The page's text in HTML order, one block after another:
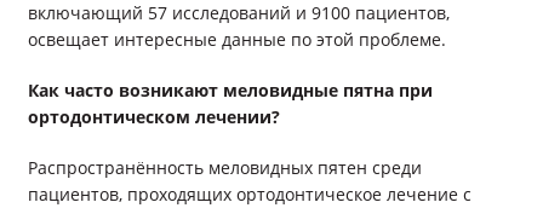
включающий 57 исследований и 9100 пациентов,
освещает интересные данные по этой проблеме.
Как часто возникают меловидные пятна при
ортодонтическом лечении?
Распространённость меловидных пятен среди
пациентов, проходящих ортодонтическое лечение с